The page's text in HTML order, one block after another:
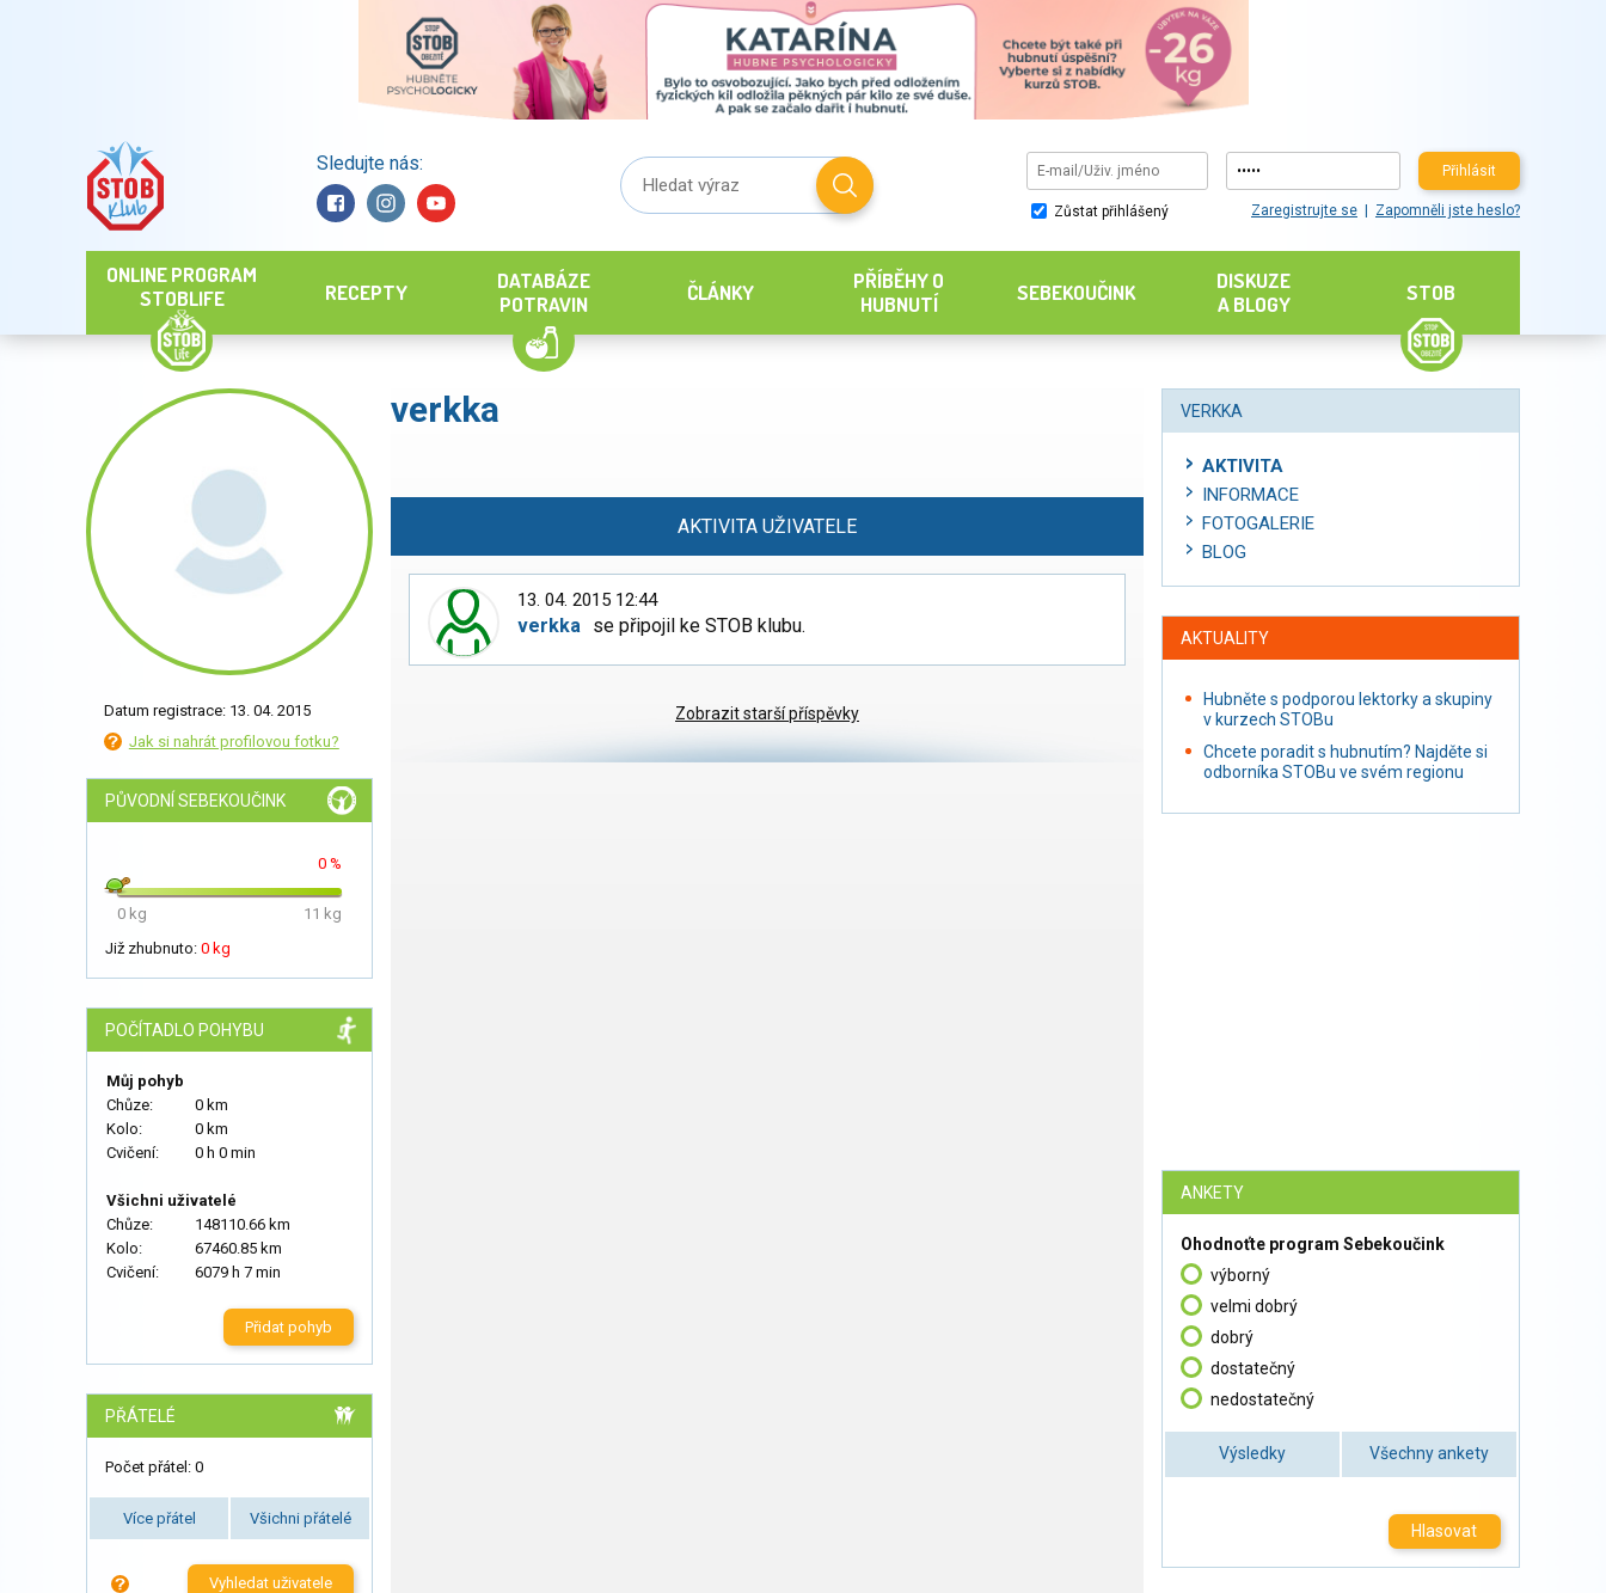
Sledujte nás: Přihlásit
Zůstat přihlášený Zaregistrujte se Zapomněli jste heslo?
ONLINE PROGRAM
STOBLIFE
RECEPTY
DATABÁZE
POTRAVIN
ČLÁNKY
PŘÍBĚHY O
HUBNUTÍ
SEBEKOUČINK
DISKUZE
A BLOGY
STOB
Datum registrace: 13. 04. 2015
Jak si nahrát profilovou fotku?
PŮVODNÍ SEBEKOUČINK
0 %
0 kg
11 kg
Již zhubnuto: 0 kg
POČÍTADLO POHYBU
Můj pohyb
Chůze:
0 km
Kolo:
0 km
Cvičení:
0 h 0 min
Všichni uživatelé
Chůze:
148110.66 km
Kolo:
67460.85 km
Cvičení:
6079 h 7 min
Přidat pohyb
PŘÁTELÉ
Počet přátel: 0
Více přátel Všichni přátelé
Vyhledat uživatele
verkka
AKTIVITA UŽIVATELE
13. 04. 2015 12:44
verkka se připojil ke STOB klubu.
Zobrazit starší příspěvky
VERKKA
AKTIVITA
INFORMACE
FOTOGALERIE
BLOG
AKTUALITY
Hubněte s podporou lektorky a skupiny
v kurzech STOBu
Chcete poradit s hubnutím? Najděte si
odborníka STOBu ve svém regionu
ANKETY
Ohodnoťte program Sebekoučink
výborný
velmi dobrý
dobrý
dostatečný
nedostatečný
Výsledky Všechny ankety
Hlasovat